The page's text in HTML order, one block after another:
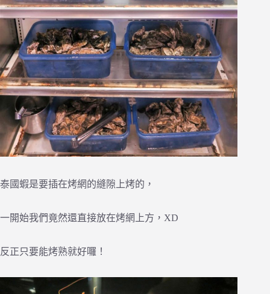
泰國蝦是要插在烤網的縫隙上烤的，
一開始我們竟然還直接放在烤網上方，XD
反正只要能烤熟就好囉！